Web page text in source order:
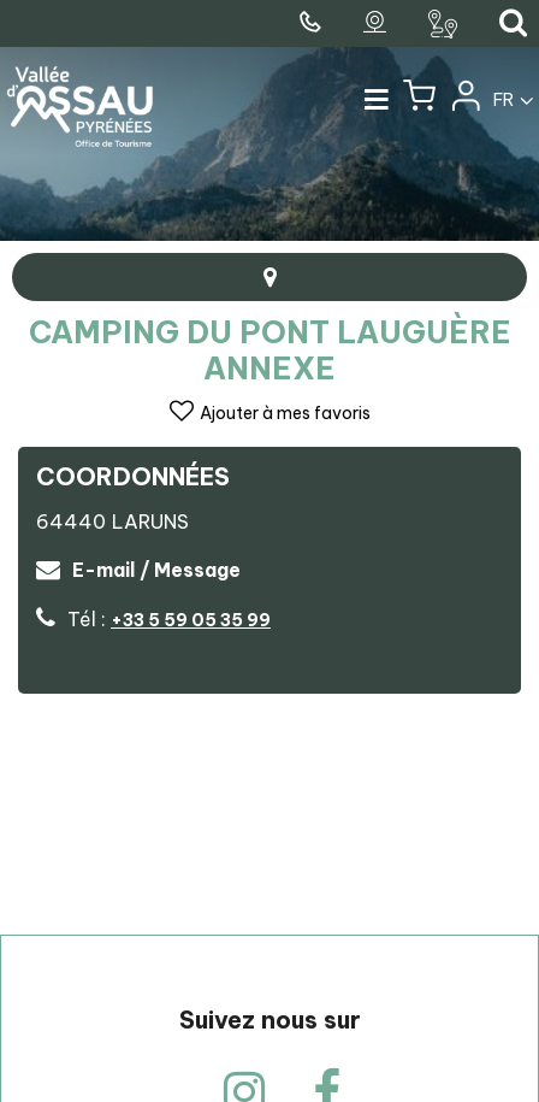
FR
CAMPING DU PONT LAUGUÈRE
ANNEXE
Ajouter à mes favoris
COORDONNÉES
64440 LARUNS
E-mail / Message
Tél : +33 5 59 05 35 99
−
Suivez nous sur